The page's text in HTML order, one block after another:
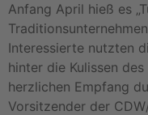
Anfang April hieß es
Interessierte nutzten
hinter die Kulissen
herzlichen Empfang
Vorsitzender der